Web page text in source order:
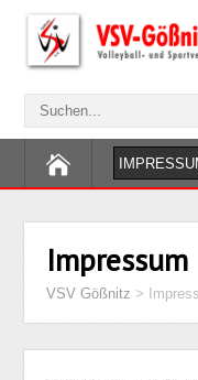
Impressum
VSV Gößnitz >